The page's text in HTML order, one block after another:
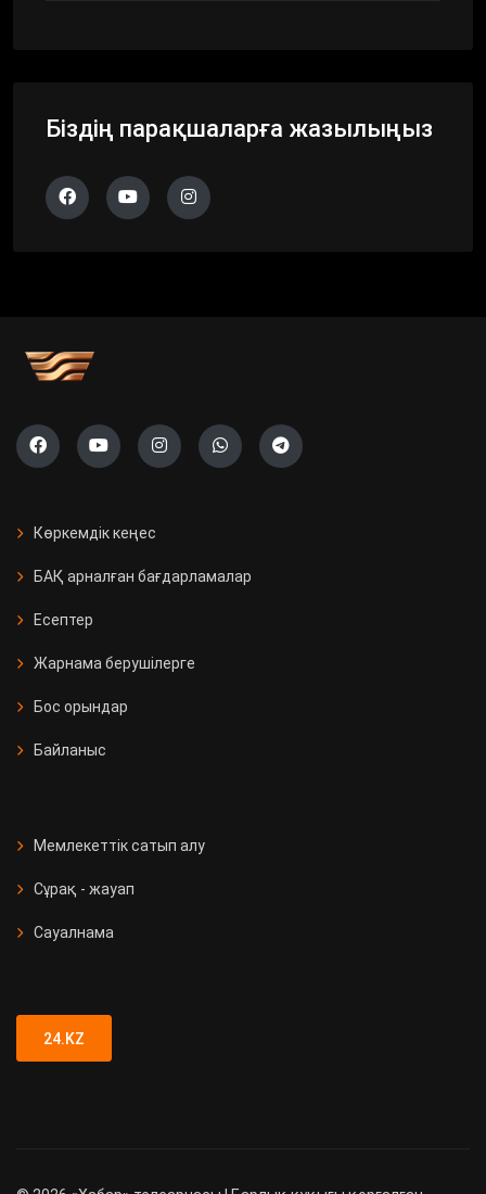
Біздің парақшаларға жазылыңыз
Көркемдік кеңес
БАҚ арналған бағдарламалар
Есептер
Жарнама берушілерге
Бос орындар
Байланыс
Мемлекеттік сатып алу
Сұрақ - жауап
Сауалнама
24.KZ